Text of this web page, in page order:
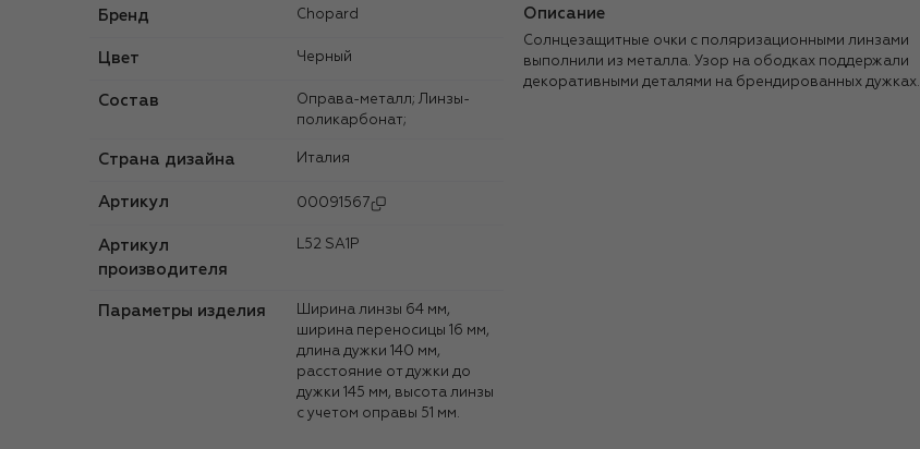
Бренд Chopard
Цвет Черный
Состав
Оправа-металл; Линзы-
поликарбонат;
Страна дизайна Италия
Артикул 00091567
Артикул
производителя
L52 SA1P
Параметры изделия
Ширина линзы 64 мм,
ширина переносицы 16 мм,
длина дужки 140 мм,
расстояние от дужки до
дужки 145 мм, высота линзы
с учетом оправы 51 мм.
Описание
Солнцезащитные очки с поляризационными линзами
выполнили из металла. Узор на ободках поддержали
декоративными деталями на брендированных дужках.